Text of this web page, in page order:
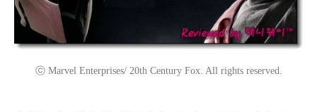
ⓒ Marvel Enterprises/ 20th Century Fox. All rights reserved.